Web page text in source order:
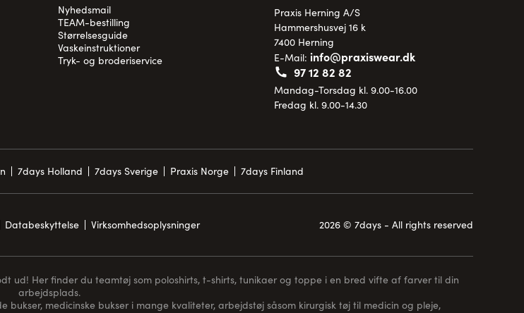
Nyhedsmail
TEAM-bestilling
Størrelsesguide
Vaskeinstruktioner
Tryk- og broderiservice
Praxis Herning A/S
Hammershusvej 16 k
7400 Herning
E-Mail: info@praxiswear.dk
97 12 82 82
Mandag-Torsdag kl. 9.00-16.00
Fredag kl. 9.00-14.30
7days Holland 7days Sverige Praxis Norge 7days Finland
Databeskyttelse Virksomhedsoplysninger 2026 © 7days - All rights reserved
ud! Her finder du teamtøj som poloshirts, t-shirts, tunikaer og toppe i en bred vifte af farver til din
arbejdsplads.
medicinske bukser i mange kvaliteter, arbejdstøj såsom kirurgisk tøj til medicin og pleje,